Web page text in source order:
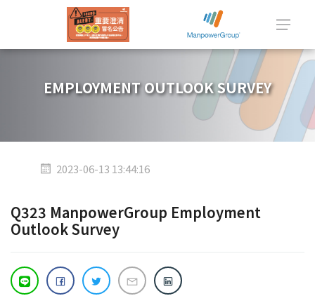
EMPLOYMENT OUTLOOK SURVEY
2023-06-13 13:44:16
Q323 ManpowerGroup Employment
Outlook Survey